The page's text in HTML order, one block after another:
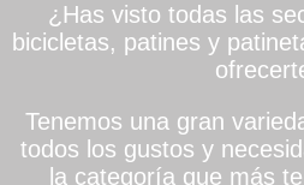
¿Has visto todas las
bicicletas, patines y
Tenemos una gran
todos los gustos y
la categoría que más